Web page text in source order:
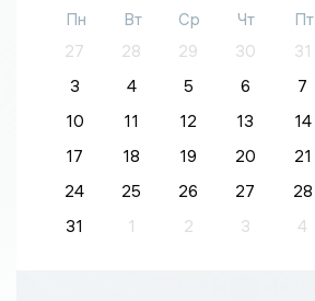
Пн Вт Ср Чт Пт
27
28 29 30 31
3
4 5 6 7
10
11 12 13 14
17
18 19 20 21
24
25 26 27 28
31
1 2 3 4